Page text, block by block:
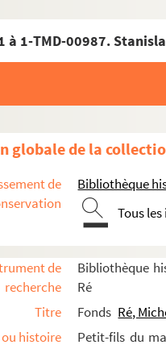
globale de la
de
Bibliothèque
Tous
de
recherche
Bibliothèque
Ré
Titre
Fonds Ré,
histoire
Petit-fils du
diable à quatre (1953)
garce et l’ange (1953)
viendrai comme un voleur
La tour Eiffel qui tue et La reine
et Brunehouille (1954 ;
bande à Bonnot (1954)
Les assassins de Montchat (1955)
Festival de Nogent sur Marne
Festival pour rire (1955)
Chantal (1955)